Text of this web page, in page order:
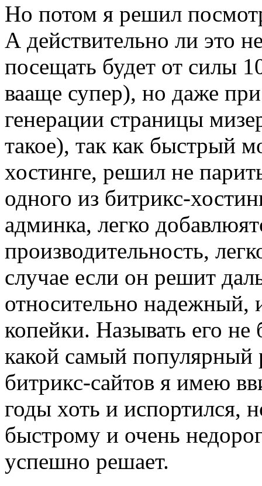
Но потом я решил
А действительно ли это
посещать будет от силы
вааще супер), но даже
генерации страницы
такое), так как быстрый
хостинге, решил не
одного из битрикс-
админка, легко
производительность,
случае если он решит
относительно надежный,
копейки. Называть его
какой самый популярный
битрикс-сайтов я имею
годы хоть и испортился,
быстрому и очень
успешно решает.